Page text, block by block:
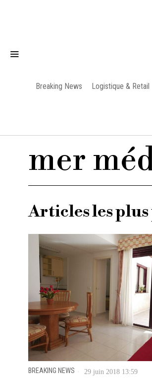
Breaking News Logistique & Retail
mer
Articles les
BREAKING NEWS 29 juin 2018 13:59